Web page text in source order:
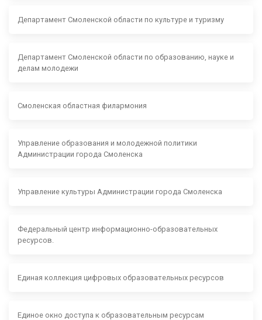
Департамент Смоленской области по культуре и туризму
Департамент Смоленской области по образованию, науке и
делам молодежи
Смоленская областная филармония
Управление образования и молодежной политики
Администрации города Смоленска
Управление культуры Администрации города Смоленска
Федеральный центр информационно-образовательных
ресурсов.
Единая коллекция цифровых образовательных ресурсов
Единое окно доступа к образовательным ресурсам